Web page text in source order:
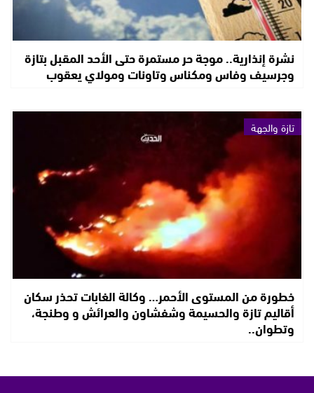
نشرة إنذارية.. موجة حر مستمرة حتى الأحد المقبل بتازة
وجرسيف وفاس ومكناس وتاونات ومولاي يعقوب
تازة والجهة
خطورة من المستوى الأحمر… وكالة الغابات تحذر سكان
أقاليم تازة والحسيمة وشفشاون والعرائش و وطنجة،
وتطوان..